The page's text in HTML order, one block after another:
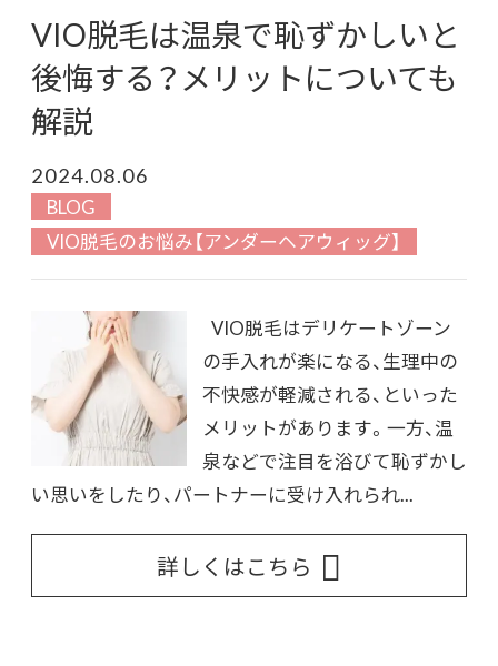
VIO脱毛は温泉で恥ずかしいと
後悔する？メリットについても
解説
2024.08.06
BLOG
VIO脱毛のお悩み【アンダーヘアウィッグ】
VIO脱毛はデリケートゾーン
の手入れが楽になる、生理中の
不快感が軽減される、といった
メリットがあります。一方、温
泉などで注目を浴びて恥ずかし
い思いをしたり、パートナーに受け入れられ...
詳しくはこちら